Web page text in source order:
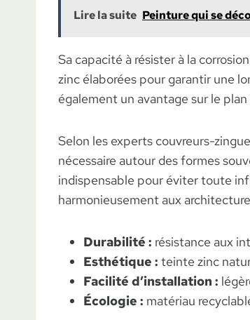
Lire la suite Peinture qui se
Sa capacité à résister à la
zinc élaborées pour garantir une
également un avantage sur le
Selon les experts couvreurs-
nécessaire autour des formes
indispensable pour éviter toute
harmonieusement aux
Durabilité : résistance aux
Esthétique : teinte zinc
Facilité d’installation :
Écologie : matériau